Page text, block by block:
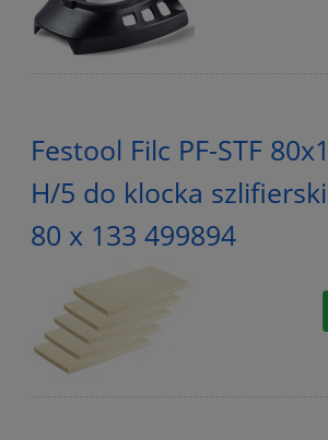
Festool Filc PF-STF
H/5 do klocka
80 x 133 499894